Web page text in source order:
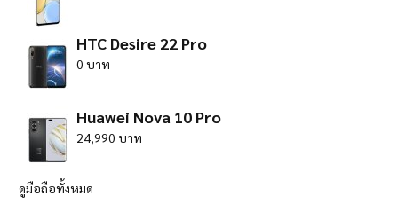
HTC Desire 22 Pro
0 บาท
Huawei Nova 10 Pro
24,990 บาท
ดูมือถือทั้งหมด